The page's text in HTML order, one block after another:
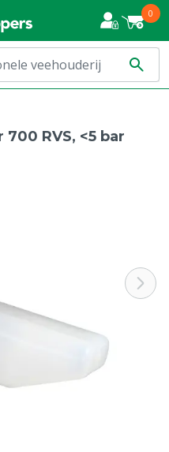
0
RVS, <5 bar